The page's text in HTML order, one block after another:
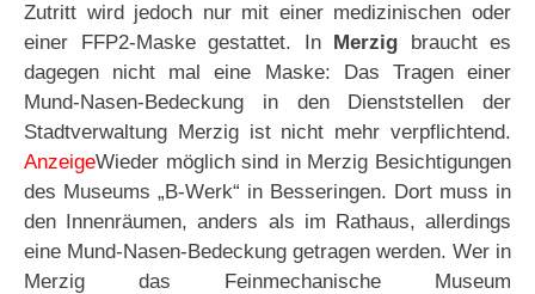
Zutritt wird jedoch nur mit einer medizinischen oder
einer FFP2-Maske gestattet. In Merzig braucht es
dagegen nicht mal eine Maske: Das Tragen einer
Mund-Nasen-Bedeckung in den Dienststellen der
Stadtverwaltung Merzig ist nicht mehr verpflichtend.
AnzeigeWieder möglich sind in Merzig Besichtigungen
des Museums „B-Werk“ in Besseringen. Dort muss in
den Innenräumen, anders als im Rathaus, allerdings
eine Mund-Nasen-Bedeckung getragen werden. Wer in
Merzig das Feinmechanische Museum